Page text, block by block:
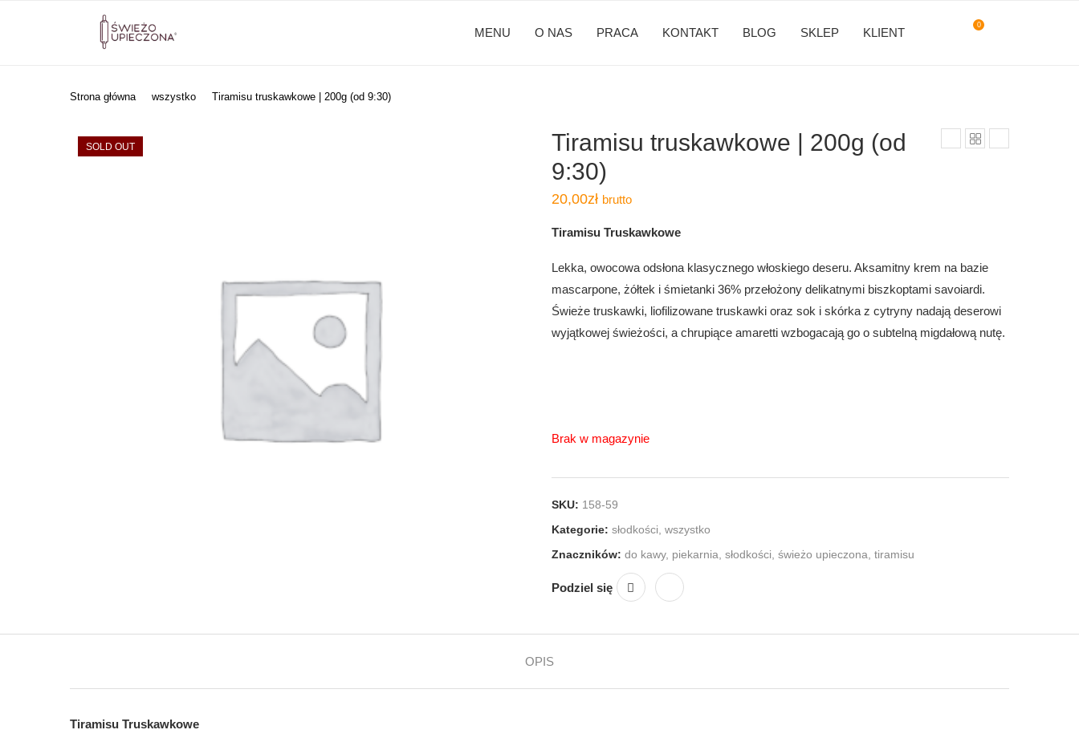
MENU O NAS PRACA KONTAKT BLOG SKLEP KLIENT
0
Strona główna wszystko Tiramisu truskawkowe | 200g (od 9:30)
SOLD OUT
Tiramisu truskawkowe | 200g (od
9:30)
20,00zł brutto
Tiramisu Truskawkowe
Lekka, owocowa odsłona klasycznego włoskiego deseru. Aksamitny krem na bazie
mascarpone, żółtek i śmietanki 36% przełożony delikatnymi biszkoptami savoiardi.
Świeże truskawki, liofilizowane truskawki oraz sok i skórka z cytryny nadają deserowi
wyjątkowej świeżości, a chrupiące amaretti wzbogacają go o subtelną migdałową nutę.
Brak w magazynie
SKU: 158-59
Kategorie: słodkości wszystko
Znaczników: do kawy, piekarnia słodkości świeżo upieczona tiramisu
Podziel się
OPIS
Tiramisu Truskawkowe